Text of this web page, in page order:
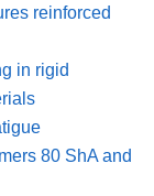
reinforced
in rigid
80 ShA and